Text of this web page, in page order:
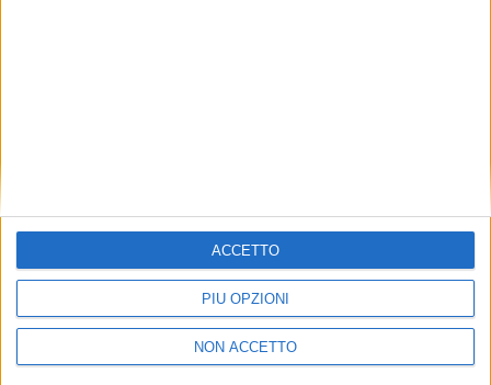
PIÙ OPZIONI
NON ACCETTO
ACCETTO